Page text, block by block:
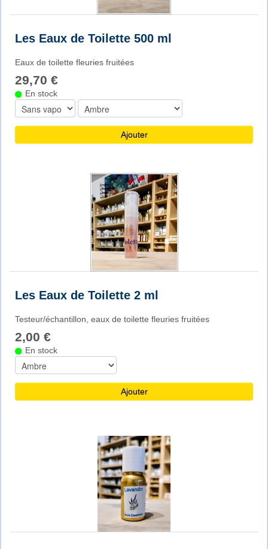
Les Eaux de Toilette 500 ml
Eaux de toilette fleuries fruitées
29,70 €
En stock
Ajouter
Les Eaux de Toilette 2 ml
Testeur/échantillon, eaux de toilette fleuries fruitées
2,00 €
En stock
Ajouter